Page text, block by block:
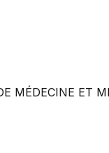
MÉDECINE ET